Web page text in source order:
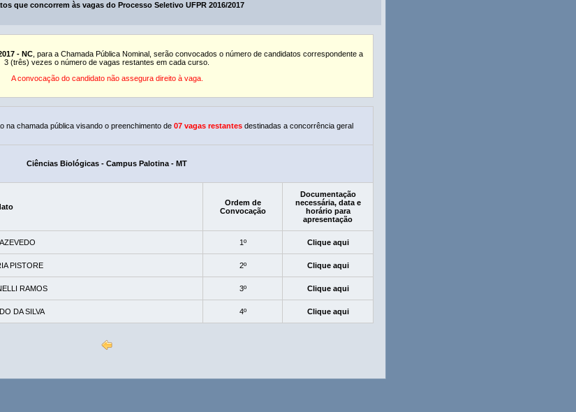
que concorrem às vagas do Processo Seletivo UFPR 2016/2017
- NC , para a Chamada Pública Nominal, serão convocados o número de candidatos correspondente a
3 (três) vezes o número de vagas restantes em cada curso.
A convocação do candidato não assegura direito à vaga.
na chamada pública visando o preenchimento de 07 vagas restantes destinadas a concorrência geral
Ciências Biológicas - Campus Palotina - MT
Ordem de
Convocação
Documentação
necessária, data e
horário para
apresentação
1º Clique aqui
PISTORE 2º Clique aqui
RAMOS 3º Clique aqui
DA SILVA 4º Clique aqui